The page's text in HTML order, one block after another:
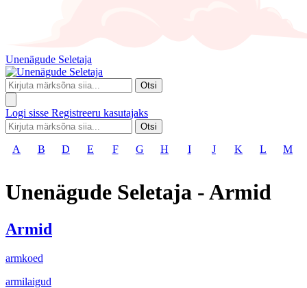
Unenägude Seletaja
Otsi
Logi sisse Registreeru kasutajaks
Otsi
A B D E F G H I J K L M
Unenägude Seletaja - Armid
Armid
armkoed
armilaigud